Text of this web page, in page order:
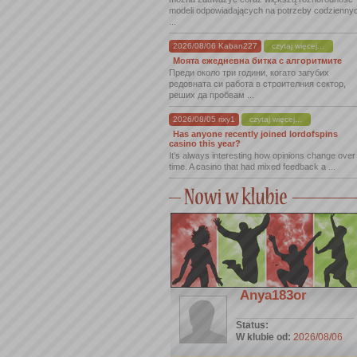
modeli odpowiadających na potrzeby
2026/08/06 Kaban227 czytaj więcej...
Моята ежедневна битка с алгоритмите
Преди около три години, когато загубих
редовната си работа в строителния сектор,
реших да пробвам ...
2026/08/05 rixy1 czytaj więcej...
Has anyone recently joined lordofspins
casino this year?
It's always interesting how opinions change over
time. A casino that had mixed feedback a ...
Anya183or
Status:
W klubie od: 2026/08/06